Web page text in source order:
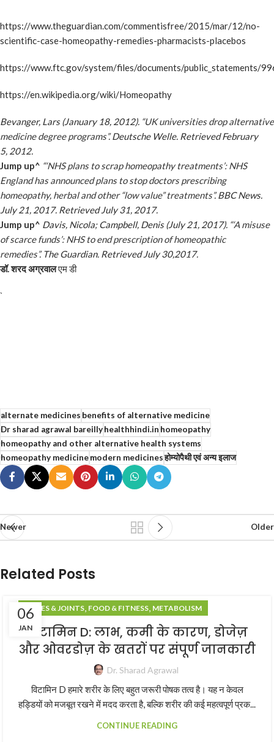
https://www.theguardian.com/commentisfree/2015/mar/12/no-
scientific-case-homeopathy-remedies-pharmacists-placebos
https://www.ftc.gov/system/files/documents/public_statements/
https://en.wikipedia.org/wiki/Homeopathy
Bevanger, Lars (January 18, 2012). “UK universities drop alternative
medicine degree programs”. Deutsche Welle. RetrievedFebruary
5, 2012.
Jump up^ “‘NHS plans to scrap homeopathy treatments’: NHS
England has announced plans to stop doctors prescribing
homeopathy, herbal and other “low value” treatments”.BBC News.
July 21, 2017. RetrievedJuly 31, 2017.
Jump up^ Davis, Nicola; Campbell, Denis (July 21, 2017). “‘A misuse
of scarce funds’: NHS to end prescription of homeopathic
remedies”.The Guardian. RetrievedJuly 30,2017.
डॉ. शरद अग्रवालएम डी
`
alternate medicinesbenefits of alternative medicine
Dr sharad agrawal bareillyhealthhindi.inhomeopathy
homeopathy and other alternative health systems
homeopathy medicinemodern medicinesहोम्योपैथी एवं अन्य इलाज
Newer Older
Related Posts
06
JAN
BONES & JOINTS, FOOD & FITNESS, METABOLISM
विटामिन D: लाभ, कमी के कारण, डोजेज़
और ओवरडोज़ के खतरों पर संपूर्ण जानकारी
Dr. Sharad Agrawal
विटामिन D हमारे शरीर के लिए बहुत जरूरी पोषक तत्व है। यह न केवल
हड्डियों को मजबूत रखने में मदद करता है, बल्कि शरीर की कई महत्वपूर्ण प्रक...
CONTINUE READING